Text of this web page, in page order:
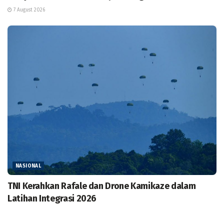
7 August 2026
NASIONAL
TNI Kerahkan Rafale dan Drone Kamikaze dalam
Latihan Integrasi 2026